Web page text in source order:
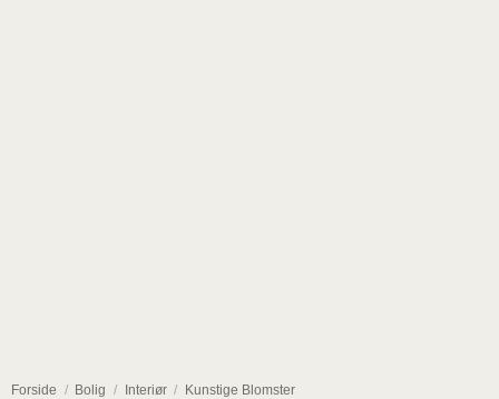
Forside / Bolig / Interiør / Kunstige Blomster